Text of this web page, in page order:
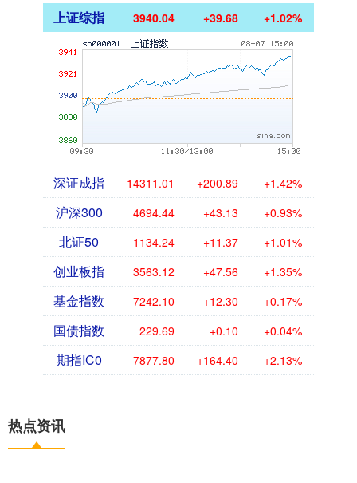
上证综指 3940.04 +39.68 +1.02%
深证成指 14311.01 +200.89 +1.42%
沪深300 4694.44 +43.13 +0.93%
北证50 1134.24 +11.37 +1.01%
创业板指 3563.12 +47.56 +1.35%
基金指数 7242.10 +12.30 +0.17%
国债指数 229.69 +0.10 +0.04%
期指IC0 7877.80 +164.40 +2.13%
热点资讯